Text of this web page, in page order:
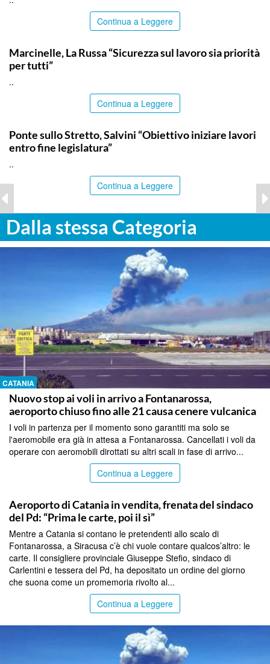
Continua a Leggere
Marcinelle, La Russa “Sicurezza sul lavoro sia priorità
per tutti”
..
Continua a Leggere
Ponte sullo Stretto, Salvini “Obiettivo iniziare lavori
entro fine legislatura”
..
Continua a Leggere
Dalla stessa Categoria
CATANIA
Nuovo stop ai voli in arrivo a Fontanarossa,
aeroporto chiuso fino alle 21 causa cenere vulcanica
I voli in partenza per il momento sono garantiti ma solo se
l'aeromobile era già in attesa a Fontanarossa. Cancellati i voli da
operare con aeromobili dirottati su altri scali in fase di arrivo...
Continua a Leggere
Aeroporto di Catania in vendita, frenata del sindaco
del Pd: “Prima le carte, poi il sì”
Mentre a Catania si contano le pretendenti allo scalo di
Fontanarossa, a Siracusa c’è chi vuole contare qualcos’altro: le
carte. Il consigliere provinciale Giuseppe Stefio, sindaco di
Carlentini e tessera del Pd, ha depositato un ordine del giorno
che suona come un promemoria rivolto al...
Continua a Leggere